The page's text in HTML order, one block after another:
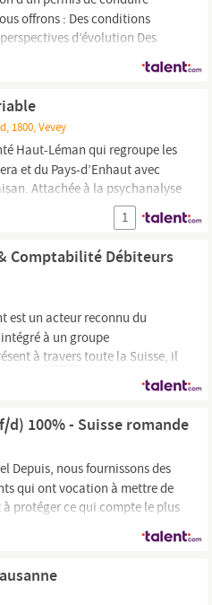
offrons : Des conditions
d’évolution Des
reconnues Vous vous
de nous transmettre votre
1800, Vevey
Haut-Léman qui regroupe les
et du Pays-d’Enhaut avec
Attachée à la psychanalyse
se reconnaît actuellement
La vision clinique qui
1
Comptabilité Débiteurs
est un acteur reconnu du
à un groupe
à traverstoute la Suisse, il
de son réseau de centres
Rejoindre cette
environnement dynamique et
100% - Suisse romande
Depuis, nous fournissons des
qui ont vocation à mettre de
protéger ce qui compte le plus
internationales,
et Interpon, a la